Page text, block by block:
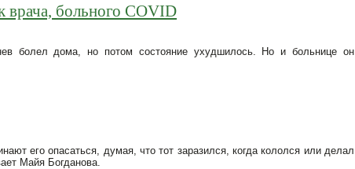
врача, больного COVID
болел дома, но потом состояние ухудшилось. Но и больнице он
его опасаться, думая, что тот заразился, когда кололся или делал
Майя Богданова.